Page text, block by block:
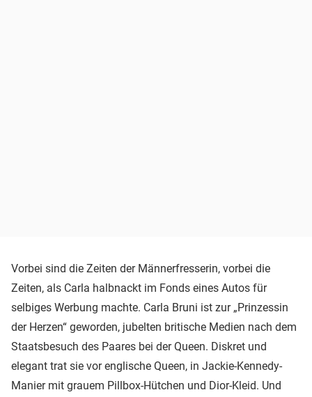
Vorbei sind die Zeiten der Männerfresserin, vorbei die
Zeiten, als Carla halbnackt im Fonds eines Autos für
selbiges Werbung machte. Carla Bruni ist zur „Prinzessin
der Herzen“ geworden, jubelten britische Medien nach dem
Staatsbesuch des Paares bei der Queen. Diskret und
elegant trat sie vor englische Queen, in Jackie-Kennedy-
Manier mit grauem Pillbox-Hütchen und Dior-Kleid. Und